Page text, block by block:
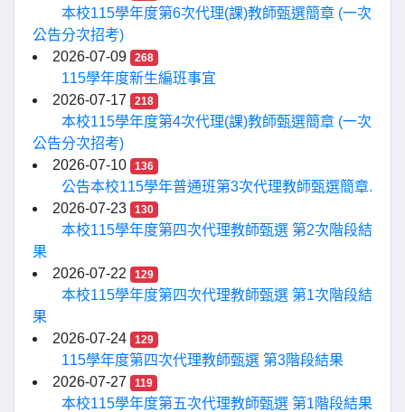
本校115學年度第6次代理(課)教師甄選簡章 (一次
公告分次招考)
2026-07-09
268
115學年度新生編班事宜
2026-07-17
218
本校115學年度第4次代理(課)教師甄選簡章 (一次
公告分次招考)
2026-07-10
136
公告本校115學年普通班第3次代理教師甄選簡章.
2026-07-23
130
本校115學年度第四次代理教師甄選 第2次階段結
果
2026-07-22
129
本校115學年度第四次代理教師甄選 第1次階段結
果
2026-07-24
129
115學年度第四次代理教師甄選 第3階段結果
2026-07-27
119
本校115學年度第五次代理教師甄選 第1階段結果